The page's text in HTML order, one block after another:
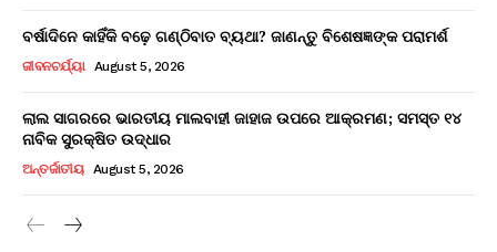
ବର୍ଷାଦିନେ କାହିଁକି ବଢ଼େ ଗଣ୍ଠିବାତ ବ୍ୟଥା? ଜାଣନ୍ତୁ ବିଶେଷଜ୍ଞଙ୍କ ପରାମର୍ଶ
ଜୀବନଚର୍ଯ୍ୟା August 5, 2026
ଲାଲ ସାଗରରେ ଭାରତୀୟ ମାଲବାହୀ ଜାହାଜ ଉପରେ ଆକ୍ରମଣ; ସମସ୍ତ ୧୪
ନାବିକ ସୁରକ୍ଷିତ ଉଦ୍ଧାର
ଅନ୍ତର୍ଜାତୀୟ August 5, 2026